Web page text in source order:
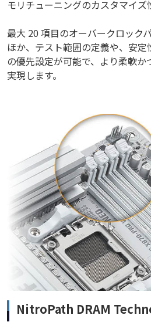
モリチューニングのカスタマイズ
最大 20 項目のオーバークロック
ほか、テスト範囲の定義や、安
の優先設定が可能で、より柔軟か
実現します。
NitroPath DRAM